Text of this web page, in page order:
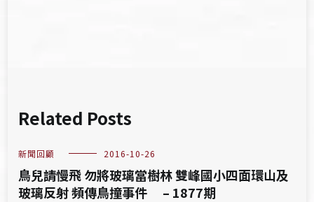
Related Posts
新聞回顧 2016-10-26
鳥兒請慢飛 勿將玻璃當樹林 雙峰國小四面環山及
玻璃反射 頻傳鳥撞事件 – 1877期